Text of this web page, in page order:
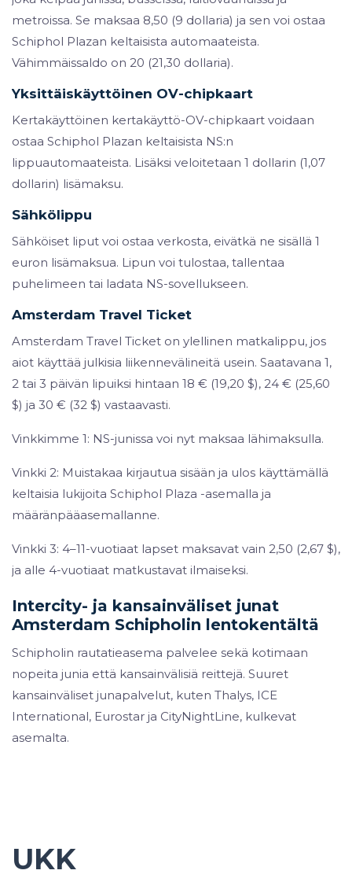
metroissa. Se maksaa 8,50 (9 dollaria) ja sen voi ostaa
Schiphol Plazan keltaisista automaateista.
Vähimmäissaldo on 20 (21,30 dollaria).
Yksittäiskäyttöinen OV-chipkaart
Kertakäyttöinen kertakäyttö-OV-chipkaart voidaan
ostaa Schiphol Plazan keltaisista NS:n
lippuautomaateista. Lisäksi veloitetaan 1 dollarin (1,07
dollarin) lisämaksu.
Sähkölippu
Sähköiset liput voi ostaa verkosta, eivätkä ne sisällä 1
euron lisämaksua. Lipun voi tulostaa, tallentaa
puhelimeen tai ladata NS-sovellukseen.
Amsterdam Travel Ticket
Amsterdam Travel Ticket on ylellinen matkalippu, jos
aiot käyttää julkisia liikennevälineitä usein. Saatavana 1,
2 tai 3 päivän lipuiksi hintaan 18 € (19,20 $), 24 € (25,60
$) ja 30 € (32 $) vastaavasti.
Vinkkimme 1: NS-junissa voi nyt maksaa lähimaksulla.
Vinkki 2: Muistakaa kirjautua sisään ja ulos käyttämällä
keltaisia lukijoita Schiphol Plaza -asemalla ja
määränpääasemallanne.
Vinkki 3: 4–11-vuotiaat lapset maksavat vain 2,50 (2,67 $),
ja alle 4-vuotiaat matkustavat ilmaiseksi.
Intercity- ja kansainväliset junat
Amsterdam Schipholin lentokentältä
Schipholin rautatieasema palvelee sekä kotimaan
nopeita junia että kansainvälisiä reittejä. Suuret
kansainväliset junapalvelut, kuten Thalys, ICE
International, Eurostar ja CityNightLine, kulkevat
asemalta.
UKK